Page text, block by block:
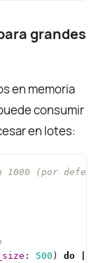
grandes
en memoria
consumir
en lotes:
1000 (por
: 500 ) do